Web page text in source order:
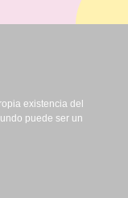
existencia del
puede ser un